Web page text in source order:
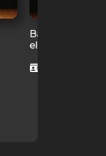
Bases